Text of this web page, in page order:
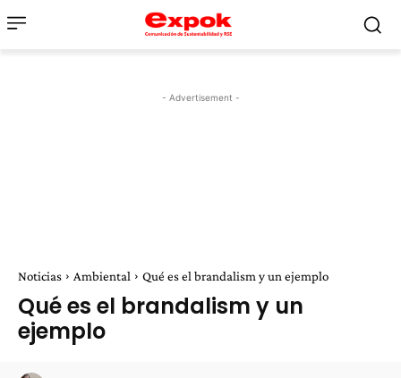
- Advertisement -
Noticias Ambiental Qué es el brandalism y un ejemplo
Qué es el brandalism y un
ejemplo